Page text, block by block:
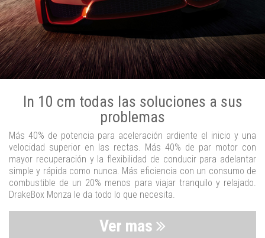
In 10 cm todas las soluciones a sus
problemas
Más 40% de potencia para aceleración ardiente el inicio y una
velocidad superior en las rectas. Más 40% de par motor con
mayor recuperación y la flexibilidad de conducir para adelantar
simple y rápida como nunca. Más eficiencia con un consumo de
combustible de un 20% menos para viajar tranquilo y relajado.
DrakeBox Monza le da todo lo que necesita.
Ver mas